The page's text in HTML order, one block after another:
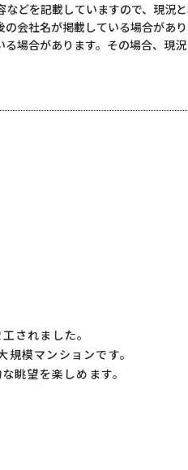
どを記載していますので、現況と
会社名が掲載している場合があり
場合があります。その場合、現況
されました。
模マンションです。
眺望を楽しめます。